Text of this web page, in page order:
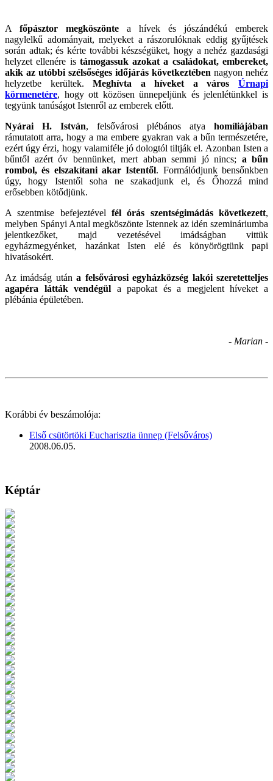
A főpásztor megköszönte a hívek és jószándékú emberek
nagylelkű adományait, melyeket a rászorulóknak eddig gyűjtések
során adtak; és kérte további készségüket, hogy a nehéz gazdasági
helyzet ellenére is támogassuk azokat a családokat, embereket,
akik az utóbbi szélsőséges időjárás következtében nagyon nehéz
helyzetbe kerültek.Meghívta a híveket a városÚrnapi
körmenetére, hogy ott közösen ünnepeljünk és jelenlétünkkel is
tegyünk tanúságot Istenről az emberek előtt.
Nyárai H. István, felsővárosi plébános atya homíliájában
rámutatott arra, hogy a ma embere gyakran vak a bűn természetére,
ezért úgy érzi, hogy valamiféle jó dologtól tiltják el. Azonban Isten a
bűntől azért óv bennünket, mert abban semmi jó nincs; a bűn
rombol, és elszakítani akar Istentől. Formálódjunk bensőnkben
úgy, hogy Istentől soha ne szakadjunk el, és Őhozzá mind
erősebben kötődjünk.
A szentmise befejeztével fél órás szentségimádás következett,
melyben Spányi Antal megköszönte Istennek az idén szemináriumba
jelentkezőket, majd vezetésével imádságban vittük
egyházmegyénket, hazánkat Isten elé és könyörögtünk papi
hivatásokért.
Az imádság utána felsővárosi egyházközség lakói szeretetteljes
agapéra látták vendégül a papokat és a megjelent híveket a
plébánia épületében.
- Marian -
Korábbi év beszámolója:
Első csütörtöki Eucharisztia ünnep (Felsőváros)
2008.06.05.
Képtár